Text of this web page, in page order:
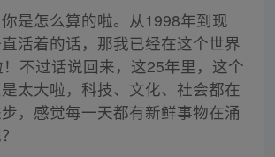
是怎么算的啦。从1998年到现
活着的话，那我已经在这个世界
不过话说回来，这25年里，这个
太大啦，科技、文化、社会都在
，感觉每一天都有新鲜事物在涌